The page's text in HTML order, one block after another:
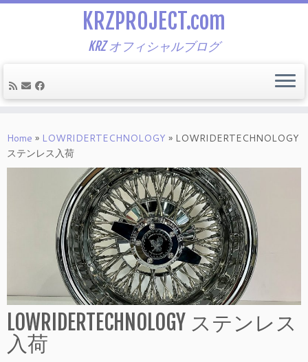
to
content
KRZPROJECT.com
KRZ オフィシャルブログ
Home » LOWRIDERTECHNOLOGY » LOWRIDERTECHNOLOGY
ステンレス入荷
LOWRIDERTECHNOLOGY ステンレス
入荷